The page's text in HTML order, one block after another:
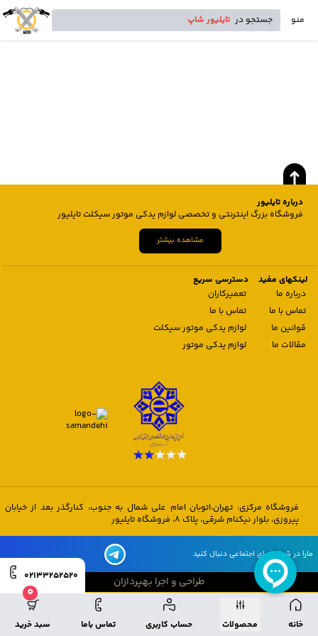
منو جستجو در تایلیور شاپ
خانه محصولات حساب کاربری تماس باما
0
سبد خرید
02133252520
درباره تایلیور
فروشگاه بزرگ اینترنتی و تخصصی لوازم یدکی موتور سیکلت تایلیور
مشاهده بیشتر
لینکهای مفید
درباره ما
تماس با ما
قوانین ما
مقالات ما
دسترسی سریع
تعمیرکاران
تماس با ما
لوازم یدکی موتور سیکلت
لوازم یدکی موتور
فروشگاه مرکزی: تهران،اتوبان امام علی شمال به جنوب، کنارگذر بعد از خیابان
پیروزی، بلوار نیکنام شرقی، پلاک 8، فروشگاه تایلیور
مارا در شبکه های اجتماعی دنبال کنید
طراحی و اجرا بهپردازان
طراحی و اجرا بهپردازان